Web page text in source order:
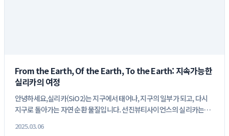
From the Earth, Of the Earth, To the Earth: 지속가능한
실리카의 여정
안녕하세요,실리카(SiO2)는 지구에서 태어나, 지구의 일부가 되고, 다시
지구로 돌아가는 자연 순환 물질입니다. 선진뷰티사이언스의 실리카는
2025.03.06